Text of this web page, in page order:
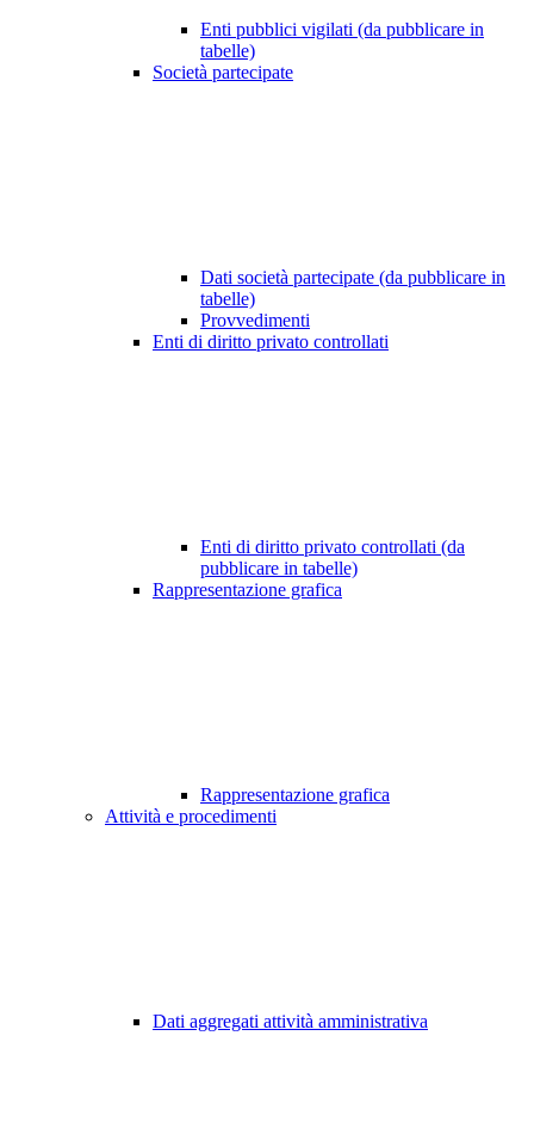
Enti pubblici vigilati (da pubblicare in
tabelle)
Società partecipate
Dati società partecipate (da pubblicare in
tabelle)
Provvedimenti
Enti di diritto privato controllati
Enti di diritto privato controllati (da
pubblicare in tabelle)
Rappresentazione grafica
Rappresentazione grafica
Attività e procedimenti
Dati aggregati attività amministrativa